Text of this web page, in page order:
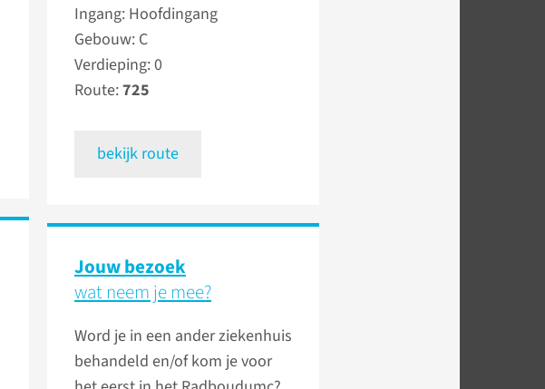
Ingang: Hoofdingang
Gebouw: C
Verdieping: 0
Route:725
bekijk route
Jouw bezoek
wat neem je mee?
Word je in een ander ziekenhuis
behandeld en/of kom je voor